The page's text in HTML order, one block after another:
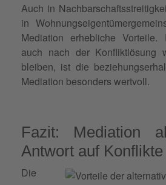
Auch in
in
Mediation erhebliche
auch nach der Konfliktlösung
bleiben, ist die
Mediation besonders wertvoll.
Fazit: Mediation
Antwort auf Konflikte
Die